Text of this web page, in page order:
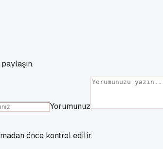
Yorumunuz
önce kontrol edilir.